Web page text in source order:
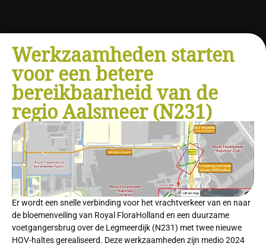
Werkzaamheden starten
voor een betere
bereikbaarheid van de
regio Aalsmeer (N231)
Er wordt een snelle verbinding voor het vrachtverkeer van en naar
de bloemenveiling van Royal FloraHolland en een duurzame
voetgangersbrug over de Legmeerdijk (N231) met twee nieuwe
HOV-haltes gerealiseerd. Deze werkzaamheden zijn medio 2024